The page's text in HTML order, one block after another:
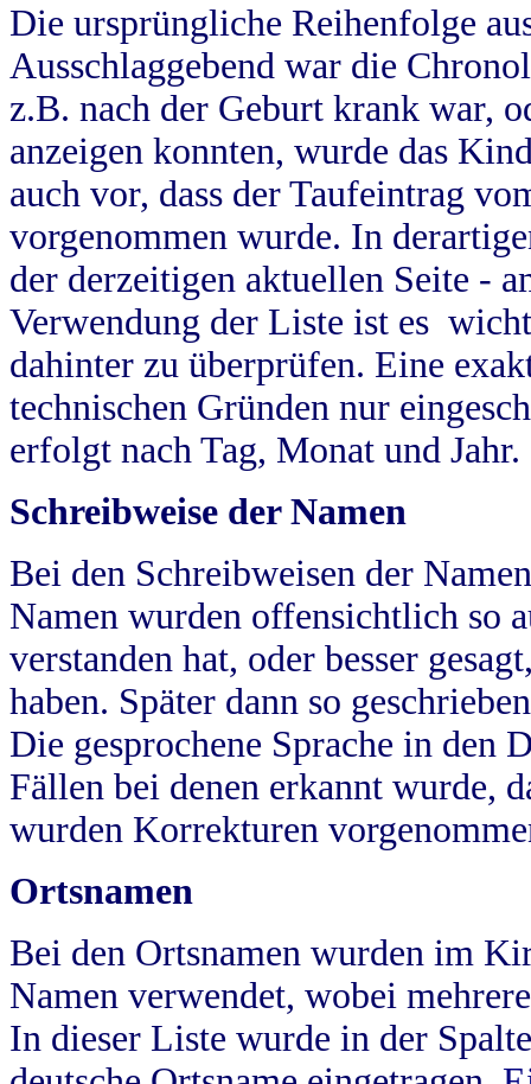
Die ursprüngliche Reihenfolge
Ausschlaggebend war die
z.B. nach der Geburt krank war,
anzeigen konnten, wurde das
auch vor, dass der Taufeintrag
vorgenommen wurde. In
der derzeitigen aktuellen Seite -
Verwendung der Liste ist es
dahinter zu überprüfen. Eine
technischen Gründen nur
erfolgt nach Tag, Monat und Jahr.
Schreibweise der Namen
Bei den Schreibweisen der
Namen wurden offensichtlich so
verstanden hat, oder besser
haben. Später dann so
Die gesprochene Sprache in
Fällen bei denen erkannt wurde,
wurden Korrekturen
Ortsnamen
Bei den Ortsnamen wurden im
Namen verwendet, wobei
In dieser Liste wurde in der